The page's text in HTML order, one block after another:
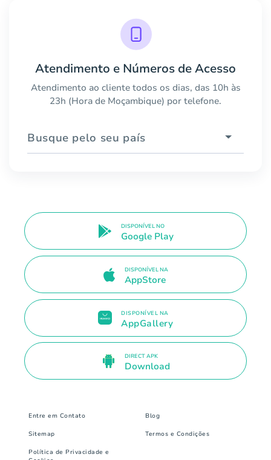
Atendimento e Números de Acesso
Atendimento ao cliente todos os dias, das 10h às
23h (Hora de Moçambique) por telefone.
Busque pelo seu país
DISPONÍVEL NO
Google Play
DISPONÍVEL NA
AppStore
DISPONÍVEL NA
AppGallery
DIRECT APK
Download
Entre em Contato Blog
Sitemap Termos e Condições
Política de Privacidade e